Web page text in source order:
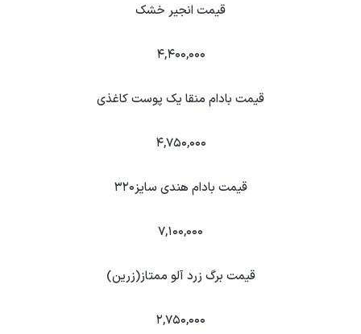
قیمت انجیر خشک
۴,۴۰۰,۰۰۰
قیمت بادام منقا یک پوست کاغذی
۴,۷۵۰,۰۰۰
قیمت بادام هندی سایز۳۲۰
۷,۱۰۰,۰۰۰
قیمت برگ زرد آلو ممتاز(زرین)
۲,۷۵۰,۰۰۰